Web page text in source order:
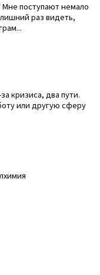
поступают немало
раз видеть,
кризиса, два пути.
или другую сферу